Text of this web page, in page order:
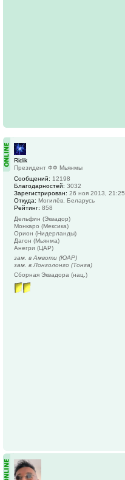
Ridik
Президент ФФ Мьянмы
Сообщений: 12198
Благодарностей: 3032
Зарегистрирован: 26 ноя 2013, 21:25
Откуда: Могилёв, Беларусь
Рейтинг: 858
Дельфин (Эквадор)
Монкаро (Мексика)
Орион (Нидерланды)
Дагон (Мьянма)
Анегри (ЦАР)
зам. в Амвоти (ЮАР)
зам. в Лонголонго (Тонга)
Сборная Эквадора (нац.)